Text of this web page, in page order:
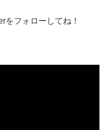
をフォローしてね！